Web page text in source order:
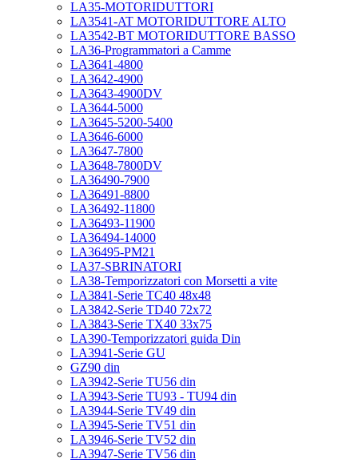
LA35-MOTORIDUTTORI
LA3541-AT MOTORIDUTTORE ALTO
LA3542-BT MOTORIDUTTORE BASSO
LA36-Programmatori a Camme
LA3641-4800
LA3642-4900
LA3643-4900DV
LA3644-5000
LA3645-5200-5400
LA3646-6000
LA3647-7800
LA3648-7800DV
LA36490-7900
LA36491-8800
LA36492-11800
LA36493-11900
LA36494-14000
LA36495-PM21
LA37-SBRINATORI
LA38-Temporizzatori con Morsetti a vite
LA3841-Serie TC40 48x48
LA3842-Serie TD40 72x72
LA3843-Serie TX40 33x75
LA390-Temporizzatori guida Din
LA3941-Serie GU
GZ90 din
LA3942-Serie TU56 din
LA3943-Serie TU93 - TU94 din
LA3944-Serie TV49 din
LA3945-Serie TV51 din
LA3946-Serie TV52 din
LA3947-Serie TV56 din